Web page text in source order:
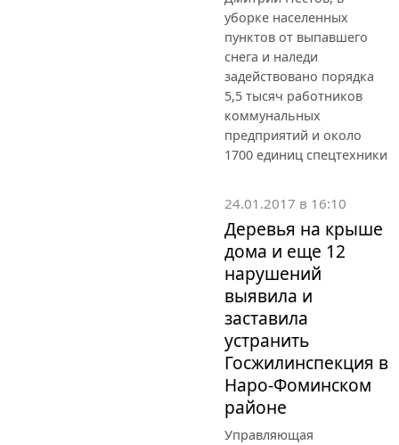
уборке населенных
пунктов от выпавшего
снега и наледи
задействовано порядка
5,5 тысяч работников
коммунальных
предприятий и около
1700 единиц спецтехники
24.01.2017 в 16:10
Деревья на крыше
дома и еще 12
нарушений
выявила и
заставила
устранить
Госжилинспекция в
Наро-Фоминском
районе
Управляющая